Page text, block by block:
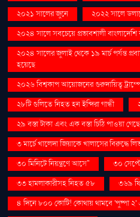
২০২১ সালের জুনে
২০২২ সালে
২০২৪ সালে সবচেয়ে প্রভাবশালী বাংলাদেশি
২০২৪ সালের জুলাই থেকে ১৯ মার্চ পর্যন্ত
হয়েছে
২০২৬ বিশ্বকাপ আয়োজনের গুরুদায়িত্ব
২৮টি গুলিতে নিহত হন ইন্দিরা গান্ধী
২৯ বস্তা টাকা এবং এক বস্তা চিঠি পাওয়া গেছে
৩ মার্চে খালেদা জিয়াকে খালাসের বিরুদ্ধে
৩০ মিনিটে নিয়ন্ত্রণে আসে"
৩০
৩৩ হামলাকারীসহ নিহত ৫৮
৩৬৯
৪ দিনে ৮০০ কোটি! কোথায় থামবে 'পুষ্পা